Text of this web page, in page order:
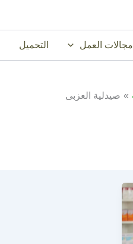
مجالات العمل التحميل
صيدلية العزبى